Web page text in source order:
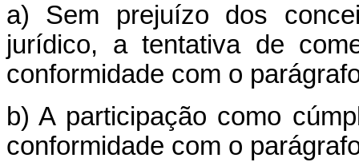
a) Sem prejuízo dos
jurídico, a tentativa de
conformidade com o
b) A participação como
conformidade com o